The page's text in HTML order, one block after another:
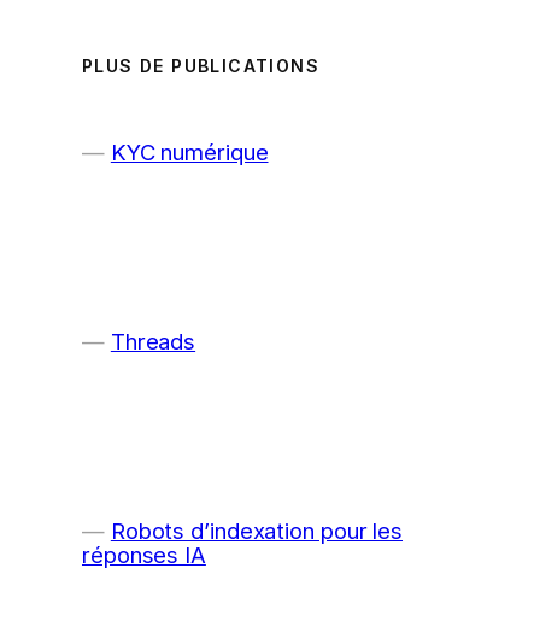
PLUS DE PUBLICATIONS
KYC numérique
Threads
Robots d’indexation pour les
réponses IA